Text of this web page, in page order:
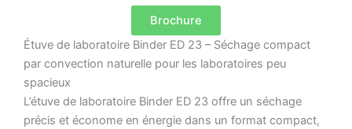
Brochure
Étuve de laboratoire Binder ED 23 – Séchage compact
par convection naturelle pour les laboratoires peu
spacieux
L’étuve de laboratoire Binder ED 23 offre un séchage
précis et économe en énergie dans un format compact,